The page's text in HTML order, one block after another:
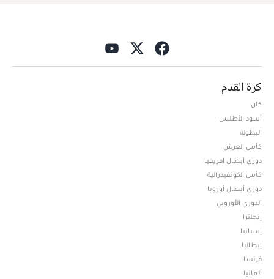
كرة القدم
كان
أسود الأطلس
البطولة
كأس العرش
دوري أبطال افريقيا
كأس الكونفيدرالية
دوري أبطال أوروبا
الدوري الأوروبي
إنجلترا
إسبانيا
إيطاليا
فرنسا
ألمانيا